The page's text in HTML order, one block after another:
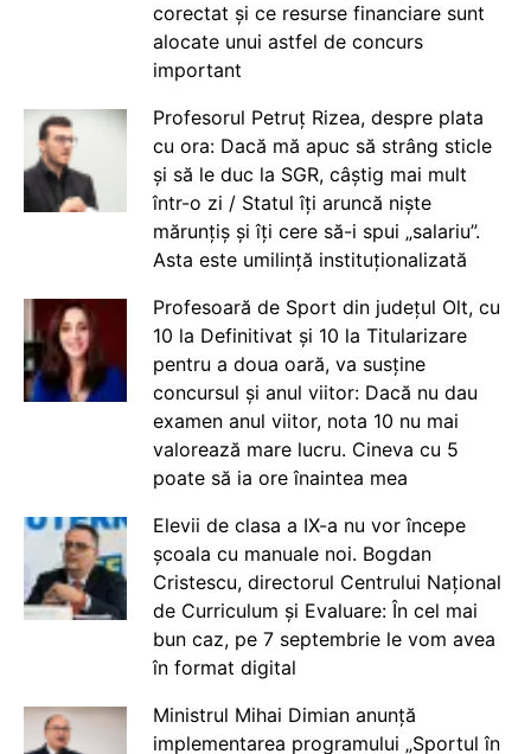
corectat și ce resurse financiare sunt
alocate unui astfel de concurs
important
Profesorul Petruț Rizea, despre plata
cu ora: Dacă mă apuc să strâng sticle
și să le duc la SGR, câștig mai mult
într-o zi / Statul îți aruncă niște
mărunțiș și îți cere să-i spui „salariu”.
Asta este umilință instituționalizată
Profesoară de Sport din județul Olt, cu
10 la Definitivat și 10 la Titularizare
pentru a doua oară, va susține
concursul și anul viitor: Dacă nu dau
examen anul viitor, nota 10 nu mai
valorează mare lucru. Cineva cu 5
poate să ia ore înaintea mea
Elevii de clasa a IX-a nu vor începe
școala cu manuale noi. Bogdan
Cristescu, directorul Centrului Național
de Curriculum și Evaluare: În cel mai
bun caz, pe 7 septembrie le vom avea
în format digital
Ministrul Mihai Dimian anunță
implementarea programului „Sportul în